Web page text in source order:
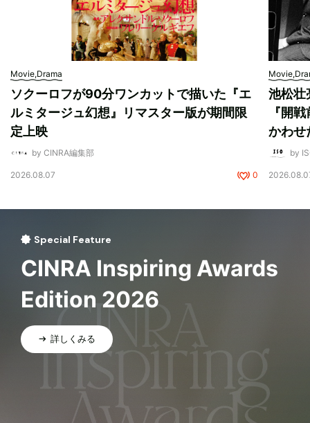
Movie,Drama
ソクーロフが90分ワンカットで描いた『エ
ルミタージュ幻想』リマスター版が期間限
定上映
by CINRA編集部
2026.08.07 0
池松壮
『開
かわせ
by
Special Feature
CINRA Inspiring Awards
Edition 2026
詳しくみる